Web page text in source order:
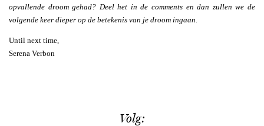
opvallende droom gehad? Deel het in de comments en dan zullen we de
volgende keer dieper op de betekenis van je droom ingaan.
Until next time,
Serena Verbon
Volg: